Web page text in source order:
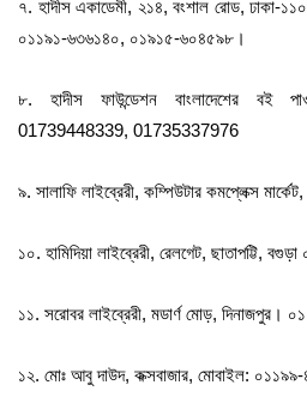
৭. হাদীস একাডেমী, ২১৪, বংশাল রোড, ঢাকা-
০১১৯১-৬৩৬১৪০, ০১৯১৫-৬০৪৫৯৮।
৮. হাদীস ফাউন্ডেশন বাংলাদেশের বই
01739448339, 01735337976
৯. সালাফি লাইব্রেরী, কম্পিউটার কমপ্লেক্স
১০. হামিদিয়া লাইব্রেরী, রেলগেট, ছাতাপট্টি,
১১. সরোবর লাইব্রেরী, মডার্ণ মোড়, দিনাজপুর।
১২. মোঃ আবু দাউদ, কক্সবাজার, মোবাইল: